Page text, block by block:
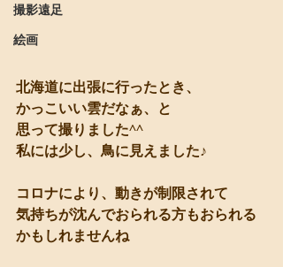
撮影遠足
絵画
北海道に出張に行ったとき、
かっこいい雲だなぁ、と
思って撮りました^^
私には少し、鳥に見えました♪
コロナにより、動きが制限されて
気持ちが沈んでおられる方もおられる
かもしれませんね